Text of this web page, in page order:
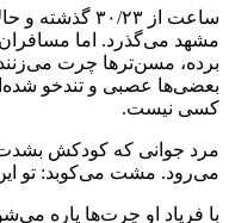
ساعت از ۳۰/۲۳
مشهد می‌گذرد. اما مسافران
برده، مسن‌ترها چرت
بعضی‌ها عصبی و تندخو
کسی نیست.
مرد جوانی که کودکش
می‌رود. مشت می‌کوبد: تو
با فریاد او چرت‌ها پاره